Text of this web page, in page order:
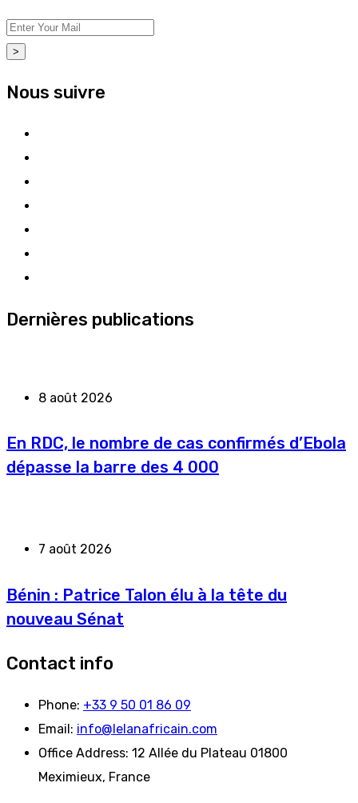
>
Nous suivre
Dernières publications
8 août 2026
En RDC, le nombre de cas confirmés d’Ebola
dépasse la barre des 4 000
7 août 2026
Bénin : Patrice Talon élu à la tête du
nouveau Sénat
Contact info
Phone: +33 9 50 01 86 09
Email: info@lelanafricain.com
Office Address: 12 Allée du Plateau 01800
Meximieux, France